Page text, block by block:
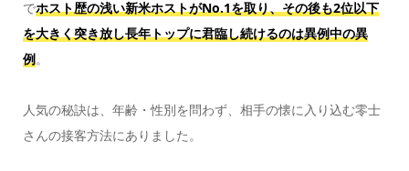
でホスト歴の浅い新米ホストがNo.1を取り、その後も2位以下
を大きく突き放し長年トップに君臨し続けるのは異例中の異
例。
人気の秘訣は、年齢・性別を問わず、相手の懐に入り込む零士
さんの接客方法にありました。